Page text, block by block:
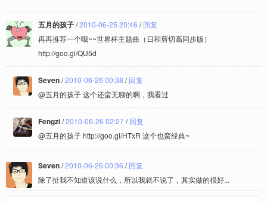
五月的孩子/2010-06-25 20:46 /回复
再再推荐一个哦~~世界杯主题曲（日和剪切高同步版）
http://goo.gl/QU5d
Seven/2010-06-26 00:38 /回复
@五月的孩子 这个还蛮无聊的啊，我看过
Fengzi/2010-06-26 02:27/回复
@五月的孩子 http://goo.gl/HTxR 这个也蛮经典~
Seven/2010-06-26 00:36 /回复
除了扯我不知道该说什么，所以我就不说了，其实做的很好...